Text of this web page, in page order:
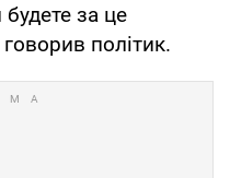
будете за це
політик.